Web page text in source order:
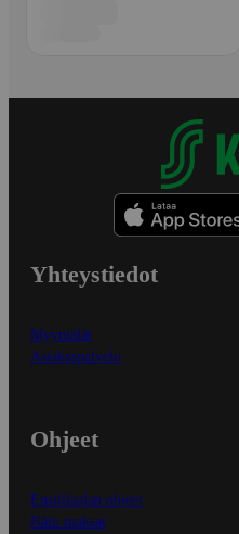
Yhteystiedot
Myymälät
Asiakaspalvelu
Ohjeet
Ensitilaajan ohjeet
Näin maksat